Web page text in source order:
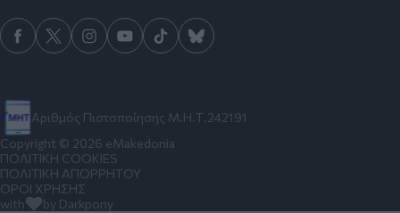
Αριθμός Πιστοποίησης Μ.Η.Τ.242191
Copyright © 2026 eMakedonia
ΠΟΛΙΤΙΚΗ COOKIES
ΠΟΛΙΤΙΚΗ ΑΠΟΡΡΗΤΟΥ
ΟΡΟΙ ΧΡΗΣΗΣ
with
by Darkpony